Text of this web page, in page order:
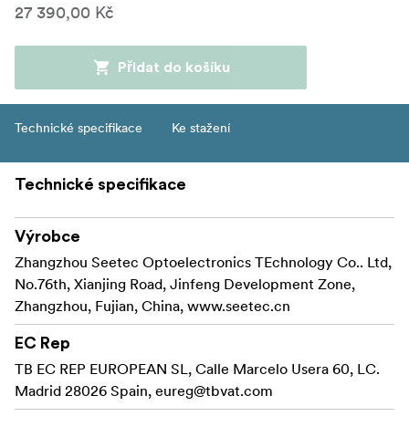
27 390,00 Kč
Přidat do košíku
Technické specifikace Ke stažení
Technické specifikace
Výrobce
Zhangzhou Seetec Optoelectronics TEchnology Co.. Ltd,
No.76th, Xianjing Road, Jinfeng Development Zone,
Zhangzhou, Fujian, China, www.seetec.cn
EC Rep
TB EC REP EUROPEAN SL, Calle Marcelo Usera 60, LC.
Madrid 28026 Spain, eureg@tbvat.com